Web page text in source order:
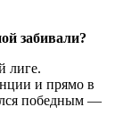
забивали?
лиге.
и прямо в
победным —